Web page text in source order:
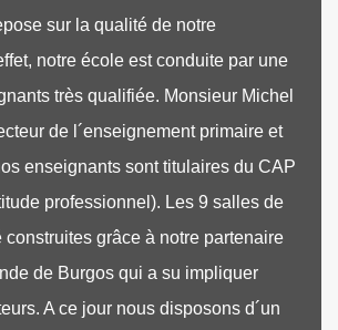
sur la qualité de notre
notre école est conduite par une
très qualifiée. Monsieur Michel
de l´enseignement primaire et
enseignants sont titulaires du CAP
professionnel). Les 9 salles de
grâce à notre partenaire
de Burgos qui a su impliquer
A ce jour nous disposons d´un